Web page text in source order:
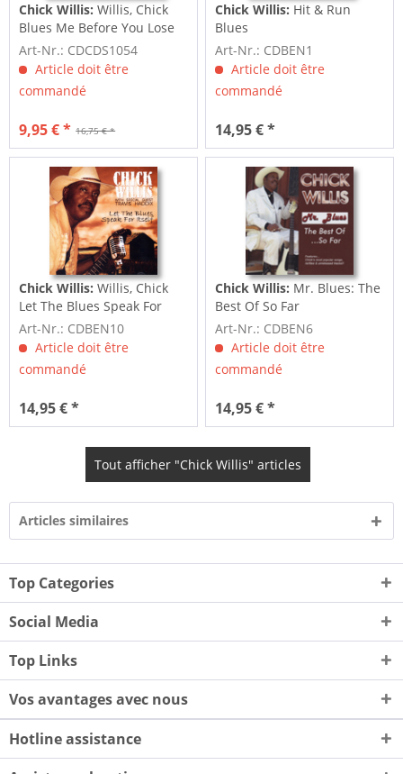
Chick Willis:Willis, Chick
Blues Me Before You Lose
Me
Art-Nr.: CDCDS1054
Article doit être
commandé
16,75 € *
9,95 € *
Chick Willis: Hit & Run
Blues
Art-Nr.: CDBEN1
Article doit être
commandé
14,95 € *
Chick Willis:Willis, Chick
Let The Blues Speak For
Itself
Art-Nr.: CDBEN10
Article doit être
commandé
14,95 € *
Chick Willis: Mr. Blues: The
Best Of So Far
Art-Nr.: CDBEN6
Article doit être
commandé
14,95 € *
Tout afficher "Chick Willis" articles
Articles similaires
Top Categories
Social Media
Top Links
Vos avantages avec nous
Hotline assistance